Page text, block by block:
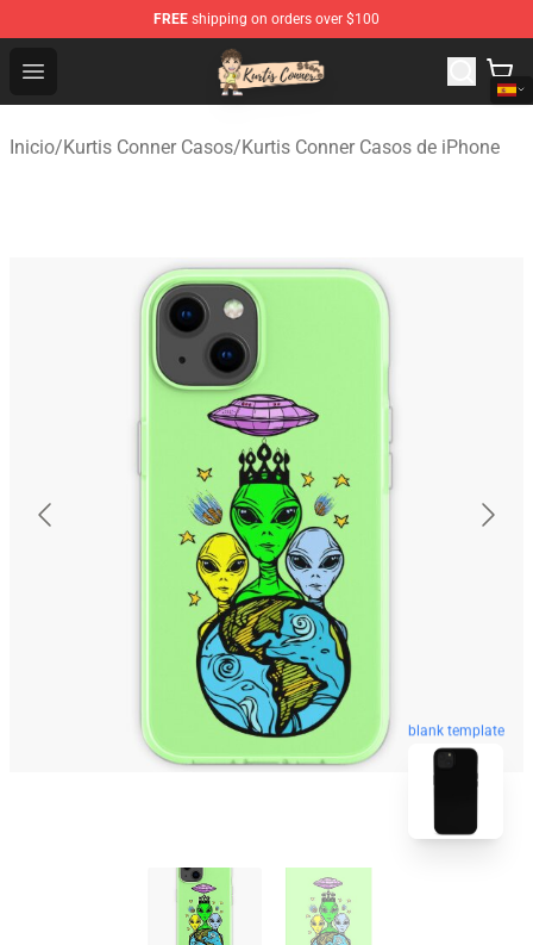
FREE shipping on orders over $100
Open menu
Kurtis Conner Store - Official Kurtis Conner Merchandise
Inicio/Kurtis Conner Casos/Kurtis Conner Casos de iPhone
blank template